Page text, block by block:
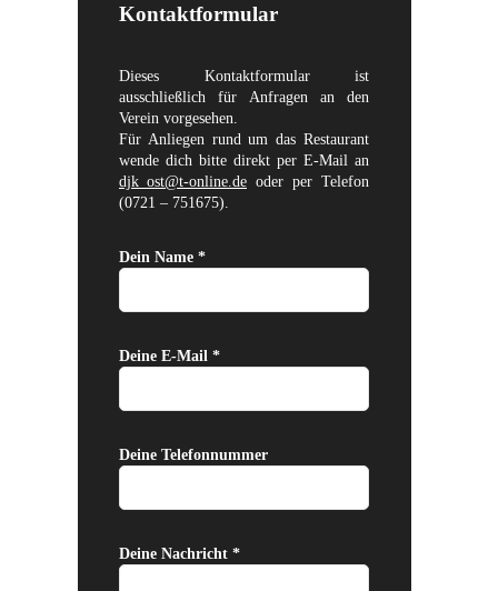
Kontaktformular
Dieses Kontaktformular ist
ausschließlich für Anfragen an den
Verein vorgesehen.
Für Anliegen rund um das Restaurant
wende dich bitte direkt per E-Mail an
djk_ost@t-online.de oder per Telefon
(0721 – 751675).
Dein Name *
Deine E-Mail *
Deine Telefonnummer
Deine Nachricht *